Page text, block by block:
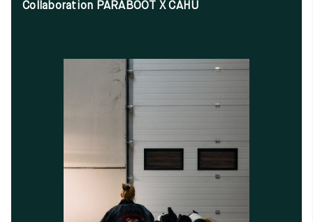
Collaboration PARABOOT X CAHU